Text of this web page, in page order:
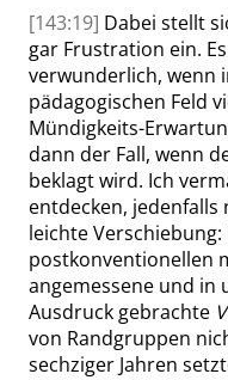
[143:19] Dabei stellt
gar Frustration ein.
verwunderlich, wenn
pädagogischen Feld
Mündigkeits-
dann der Fall, wenn
beklagt wird. Ich
entdecken, jedenfalls
leichte
postkonventionellen
angemessene und in
Ausdruck gebrachte
von Randgruppen
sechziger Jahren